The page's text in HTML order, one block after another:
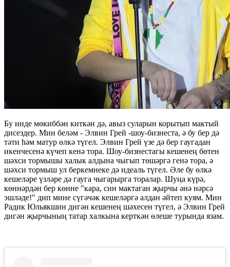
Бу инде мөкиббән киткән дә, авыз суларын корытып мактый
дисездер. Мин беләм - Элвин Грей -шоу-бизнеста, ә бу бер дә
тәти һәм матур өлкә түгел. Элвин Грей үзе дә бер гаугадан
икенчесенә күчеп кенә тора. Шоу-бизнестагы кешенең бөтен
шәхси тормышы халык алдына чыгып төшәргә генә тора, ә
шәхси тормыш ул беркемнеке дә идеаль түгел. Әле бу өлкә
кешеләре үзләре дә гауга чыгарырга торалар. Шуңа күрә,
көннәрдән бер көнне "кара, син мактаган җырчы әнә нәрсә
эшләде!" дип мине сүгәчәк кешеләргә алдан әйтеп куям. Мин
Радик Юльякшин дигән кешенең шәхесен түгел, ә Элвин Грей
дигән җырчының татар халкына керткән өлеше турында язам.